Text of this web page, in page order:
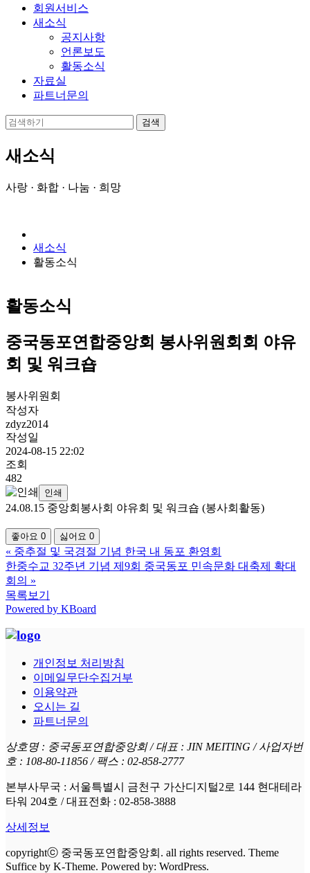
회원서비스
새소식
공지사항
언론보도
활동소식
자료실
파트너문의
새소식
사랑 · 화합 · 나눔 · 희망
새소식
활동소식
활동소식
중국동포연합중앙회 봉사위원회회 야유
회 및 워크숍
봉사위원회
작성자
zdyz2014
작성일
2024-08-15 22:02
조회
482
인쇄
24.08.15 중앙회봉사회 야유회 및 워크숍 (봉사회활동)
좋아요 0 싫어요 0
« 중추절 및 국경절 기념 한국 내 동포 환영회
한중수교 32주년 기념 제9회 중국동포 민속문화 대축제 확대
회의 »
목록보기
Powered by KBoard
개인정보 처리방침
이메일무단수집거부
이용약관
오시는 길
파트너문의
상호명 : 중국동포연합중앙회 / 대표 : JIN MEITING / 사업자번
호 : 108-80-11856 / 팩스 : 02-858-2777
본부사무국 : 서울특별시 금천구 가산디지털2로 144 현대테라
타워 204호 / 대표전화 : 02-858-3888
상세정보
copyrightⓒ 중국동포연합중앙회. all rights reserved. Theme
Suffice by K-Theme. Powered by: WordPress.